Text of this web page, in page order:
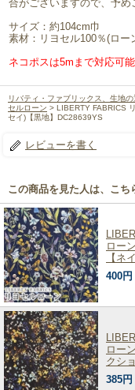
合がございますので、予め
サイズ：約104cm巾
素材：リヨセル100％(ロ
ネコポスは5mまで対応可能
リバティ・ファブリックス、生地
セルローン > LIBERTY FABRICS
セイ)【黒地】DC28639YS
レビューを書く
この商品を見た人は、こち
ロー
【ネ
400円
ロー
クシ
385円